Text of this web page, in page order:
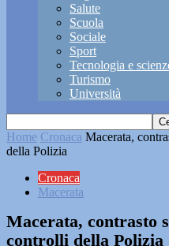
Salute
Scuola
Sociale
Sport
Tecnologia e
Turismo
Università
Home Cronaca Macerata,
della Polizia
Cronaca
Macerata
Macerata, contrasto
controlli della Polizia